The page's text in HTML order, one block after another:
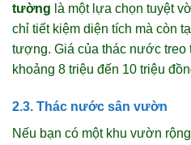
tường là một lựa chọn tuyệt
chỉ tiết kiệm diện tích mà còn
tượng. Giá của thác nước
khoảng 8 triệu đến 10 triệu
2.3. Thác nước sân vườn
Nếu bạn có một khu vườn